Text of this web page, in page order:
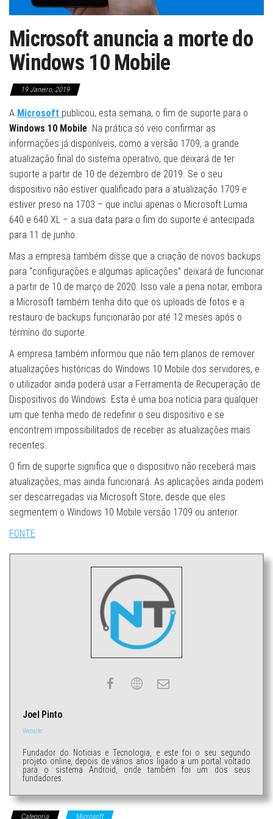
Microsoft anuncia a morte do
Windows 10 Mobile
19 Janeiro, 2019
A Microsoft publicou, esta semana, o fim de suporte para o
Windows 10 Mobile. Na prática só veio confirmar as
informações já disponíveis, como a versão 1709, a grande
atualização final do sistema operativo, que deixará de ter
suporte a partir de 10 de dezembro de 2019. Se o seu
dispositivo não estiver qualificado para a atualização 1709 e
estiver preso na 1703 – que inclui apenas o Microsoft Lumia
640 e 640 XL – a sua data para o fim do suporte é antecipada
para 11 de junho.
Mas a empresa também disse que a criação de novos backups
para “configurações e algumas aplicações” deixará de funcionar
a partir de 10 de março de 2020. Isso vale a pena notar, embora
a Microsoft também tenha dito que os uploads de fotos e a
restauro de backups funcionarão por até 12 meses após o
término do suporte.
A empresa também informou que não tem planos de remover
atualizações históricas do Windows 10 Mobile dos servidores, e
o utilizador ainda poderá usar a Ferramenta de Recuperação de
Dispositivos do Windows. Esta é uma boa notícia para qualquer
um que tenha medo de redefinir o seu dispositivo e se
encontrem impossibilitados de receber as atualizações mais
recentes.
O fim de suporte significa que o dispositivo não receberá mais
atualizações, mas ainda funcionará. As aplicações ainda podem
ser descarregadas via Microsoft Store, desde que eles
segmentem o Windows 10 Mobile versão 1709 ou anterior.
FONTE
Joel Pinto
Website
Fundador do Noticias e Tecnologia, e este foi o seu segundo
projeto online, depois de vários anos ligado a um portal voltado
para o sistema Android, onde também foi um dos seus
fundadores.
Categoria Microsoft